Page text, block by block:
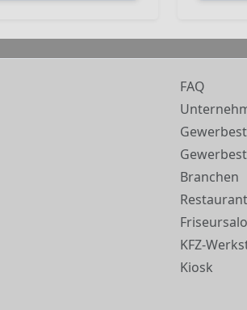
FAQ
Branchen
Restaurant
KFZ-
Kiosk